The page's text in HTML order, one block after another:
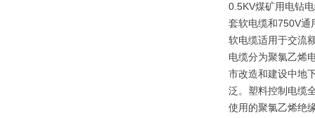
0.5KV煤矿用电钻
套软电缆和750V通
软电缆适用于交流
电缆分为聚氯乙烯
市改造和建设中地
泛。塑料控制电缆
使用的聚氯乙烯绝